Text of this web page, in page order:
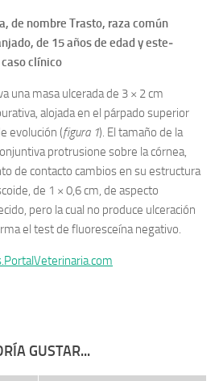
de nombre Trasto, raza común
de 15 años de edad y este­
clínico
una masa ulcerada de 3 × 2 cm
alojada en el párpado superior
evo­lución (figura 1). El tamaño de la
protrusione sobre la córnea,
de contacto cambios en su estruc­tura
de 1 × 0,6 cm, de aspecto
pero la cual no pro­duce ulceración
el test de fluoresceína negativo.
GUSTAR...